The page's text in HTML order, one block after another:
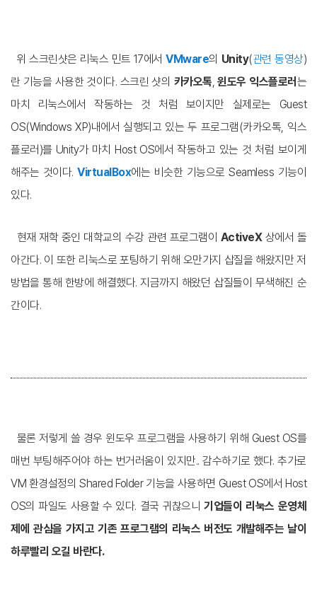
위 스크린샷은 리눅스 민트 17에서VMware의 Unity(관련 동영상)
란 기능을 사용한 것이다. 스크린 샷의 카카오톡,윈도우 익스플로러 는
마치 리눅스에서 작동하는 것 처럼 보이지만 실제로는 Guest
OS(Windows XP)내에서 실행되고 있는 두 프로그램(카카오톡, 익스
플로러)를 Unity가 마치 Host OS에서 작동하고 있는 것 처럼 보이게
해주는 것이다.VirtualBox에는 비슷한 기능으로 Seamless 기능이
있다.
현재 재학 중인 대학교의 수강 관련 프로그램이 ActiveX 상에서 돌
아간다. 이 또한 리눅스로 포팅하기 위해 오만가지 삽질을 해왔지만 저
방법을 통해 한방에 해결했다. 지금까지 해왔던 삽질들이 무색해진 순
간이다.
물론 저렇게 쓸 경우 윈도우 프로그램을 사용하기 위해 Guest OS를
매번 부팅해주어야 하는 번거러움이 있지만.. 감수하기로 했다. 추가로
VM 환경설정의 Shared Folder 기능을 사용하면 Guest OS에서 Host
OS의 파일도 사용할 수 있다. 결국 귀찮으니 기업들이 리눅스 운영체
제에 관심을 가지고 기존 프로그램의 리눅스 버전도 개발해주는 날이
하루빨리 오길 바란다.